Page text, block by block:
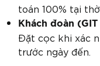
toán 100% tại
Khách đoàn
Đặt cọc khi xác
trước ngày đến.